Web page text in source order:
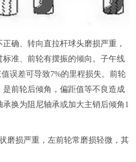
确、转向直拉杆球头磨损严重，
准、前轮有摆振的倾向。子午线
误差可导致7%的里程损失。前轮
前轮后倾角，偏距值等不良造成
换为阻尼轴承或加大主销后倾角1
磨损严重，左前轮常磨损轻微，其